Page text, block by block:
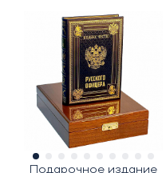
Подарочное издание